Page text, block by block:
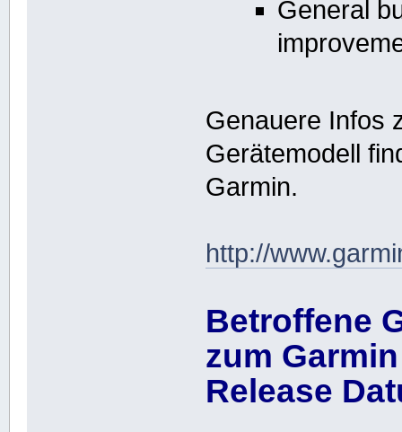
General
Genauere Infos
Gerätemodell
Garmin.
http://
Betroffene
zum
Release